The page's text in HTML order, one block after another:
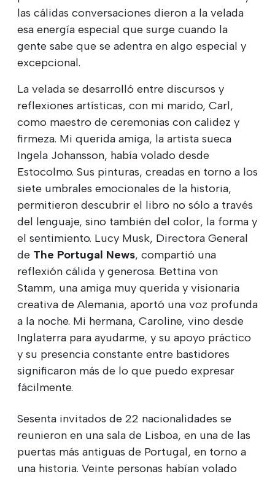
las cálidas conversaciones dieron a la velada
esa energía especial que surge cuando la
gente sabe que se adentra en algo especial y
excepcional.
La velada se desarrolló entre discursos y
reflexiones artísticas, con mi marido, Carl,
como maestro de ceremonias con calidez y
firmeza. Mi querida amiga, la artista sueca
Ingela Johansson, había volado desde
Estocolmo. Sus pinturas, creadas en torno a los
siete umbrales emocionales de la historia,
permitieron descubrir el libro no sólo a través
del lenguaje, sino también del color, la forma y
el sentimiento. Lucy Musk, Directora General
de The Portugal News, compartió una
reflexión cálida y generosa. Bettina von
Stamm, una amiga muy querida y visionaria
creativa de Alemania, aportó una voz profunda
a la noche. Mi hermana, Caroline, vino desde
Inglaterra para ayudarme, y su apoyo práctico
y su presencia constante entre bastidores
significaron más de lo que puedo expresar
fácilmente.
Sesenta invitados de 22 nacionalidades se
reunieron en una sala de Lisboa, en una de las
puertas más antiguas de Portugal, en torno a
una historia. Veinte personas habían volado